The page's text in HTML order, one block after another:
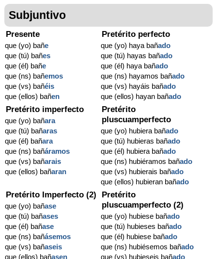
Subjuntivo
Presente
que (yo) bañe
que (tú) bañes
que (él) bañe
que (ns) bañemos
que (vs) bañéis
que (ellos) bañen
Pretérito perfecto
que (yo) haya bañado
que (tú) hayas bañado
que (él) haya bañado
que (ns) hayamos bañado
que (vs) hayáis bañado
que (ellos) hayan bañado
Pretérito imperfecto
que (yo) bañara
que (tú) bañaras
que (él) bañara
que (ns) bañáramos
que (vs) bañarais
que (ellos) bañaran
Pretérito
pluscuamperfecto
que (yo) hubiera bañado
que (tú) hubieras bañado
que (él) hubiera bañado
que (ns) hubiéramos bañado
que (vs) hubierais bañado
que (ellos) hubieran bañado
Pretérito Imperfecto (2)
que (yo) bañase
que (tú) bañases
que (él) bañase
que (ns) bañásemos
que (vs) bañaseis
que (ellos) bañasen
Pretérito
pluscuamperfecto (2)
que (yo) hubiese bañado
que (tú) hubieses bañado
que (él) hubiese bañado
que (ns) hubiésemos bañado
que (vs) hubieseis bañado